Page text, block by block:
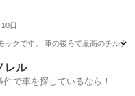
日
ックです。 車の後ろで最高のチル
レル
件で車を探しているなら！金